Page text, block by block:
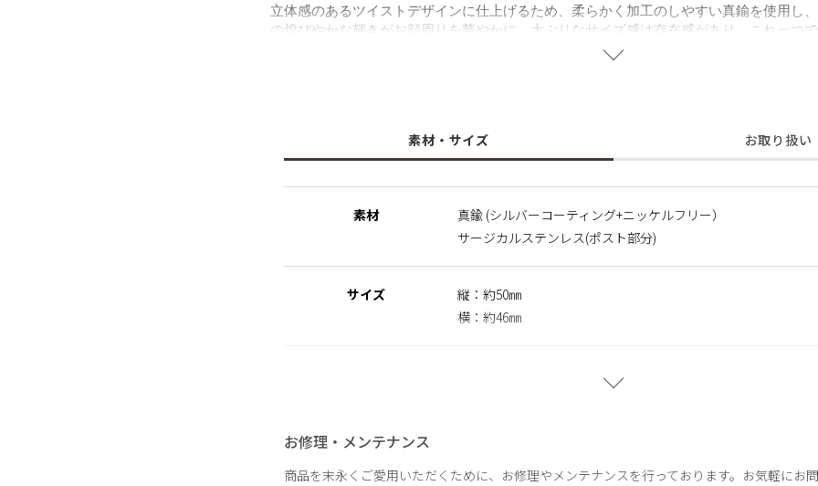
立体感のあるツイストデザインに仕上げるため、柔らかく加工のしやすい真鍮を使用し
の煌びやかな輝きがお顔周りを華やかに。大ぶりなサイズ感は存在感があり、これ一つ
◆大草直子さん紹介記事はこちらからhttps://amarclife.com/fashion/sample/20260504-2/
医療用器具に使われている合金です。表面が特殊な膜で覆われており、皮膚や汗に触れ
金属製のアクセサリーに含まれるニッケルで引き起こるアレルギーを防ぐために、ニッ
素材・サイズ お取り扱い
素材
真鍮 (シルバーコーティング+ニッケルフリー）
サージカルステンレス(ポスト部分)
サイズ
縦：約50㎜
横：約46㎜
お修理・メンテナンス
商品を末永くご愛用いただくために、お修理やメンテナンスを行っております。お気軽にお